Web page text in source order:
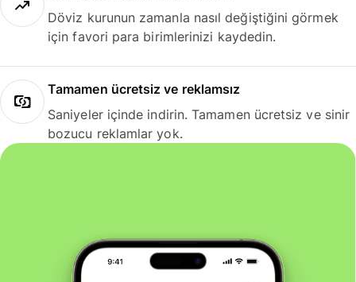
Döviz kurunun zamanla nasıl değiştiğini görmek
için favori para birimlerinizi kaydedin.
Tamamen ücretsiz ve reklamsız
Saniyeler içinde indirin. Tamamen ücretsiz ve sinir
bozucu reklamlar yok.